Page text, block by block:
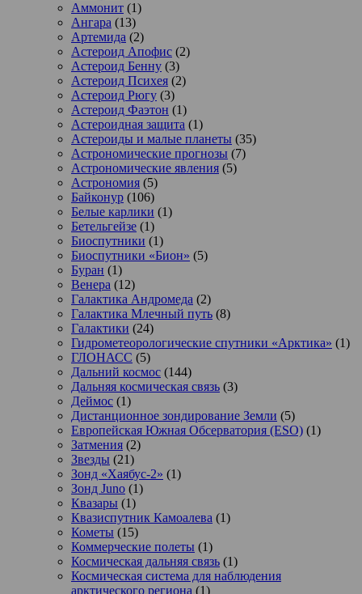
Аммонит (1)
Ангара (13)
Артемида (2)
Астероид Апофис (2)
Астероид Бенну (3)
Астероид Психея (2)
Астероид Рюгу (3)
Астероид Фаэтон (1)
Астероидная защита (1)
Астероиды и малые планеты (35)
Астрономические прогнозы (7)
Астрономические явления (5)
Астрономия (5)
Байконур (106)
Белые карлики (1)
Бетельгейзе (1)
Биоспутники (1)
Биоспутники «Бион» (5)
Буран (1)
Венера (12)
Галактика Андромеда (2)
Галактика Млечный путь (8)
Галактики (24)
Гидрометеорологические спутники «Арктика» (1)
ГЛОНАСС (5)
Дальний космос (144)
Дальняя космическая связь (3)
Деймос (1)
Дистанционное зондирование Земли (5)
Европейская Южная Обсерватория (ESO) (1)
Затмения (2)
Звезды (21)
Зонд «Хаябус-2» (1)
Зонд Juno (1)
Квазары (1)
Квазиспутник Камоалева (1)
Кометы (15)
Коммерческие полеты (1)
Космическая дальняя связь (1)
Космическая система для наблюдения
арктического региона (1)